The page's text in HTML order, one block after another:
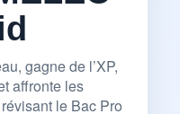
gagne de l’XP,
affronte les
le Bac Pro